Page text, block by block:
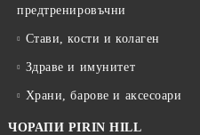
предтренировъчни
Стави, кости и колаген
Здраве и имунитет
Храни, барове и аксесоари
ЧОРАПИ PIRIN HILL